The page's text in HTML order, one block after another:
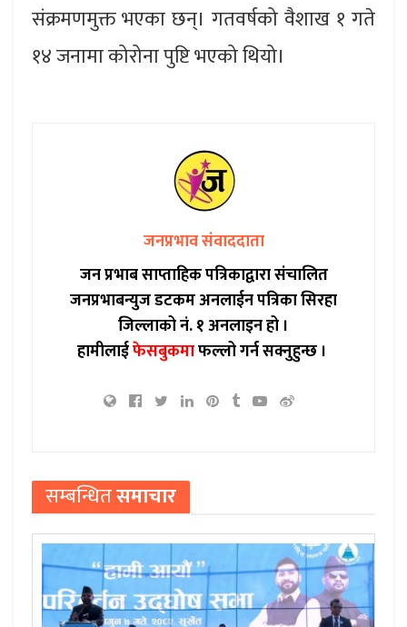
संक्रमणमुक्त भएका छन्। गतवर्षको वैशाख १ गते
१४ जनामा कोरोना पुष्टि भएको थियो।
जनप्रभाव संवाददाता
जन प्रभाब साप्ताहिक पत्रिकाद्वारा संचालित
जनप्रभाबन्युज डटकम अनलाईन पत्रिका सिरहा
जिल्लाको नं. १ अनलाइन हो ।
हामीलाईफेसबुकमाफल्लो गर्न सक्नुहुन्छ ।
सम्बन्धितसमाचार